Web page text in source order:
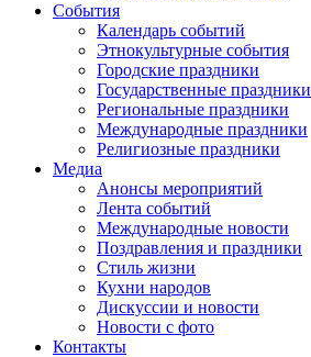
События
Календарь событий
Этнокультурные события
Городские праздники
Государственные праздники
Региональные праздники
Международные праздники
Религиозные праздники
Медиа
Анонсы мероприятий
Лента событий
Международные новости
Поздравления и праздники
Cтиль жизни
Кухни народов
Дискуссии и новости
Новости с фото
Контакты